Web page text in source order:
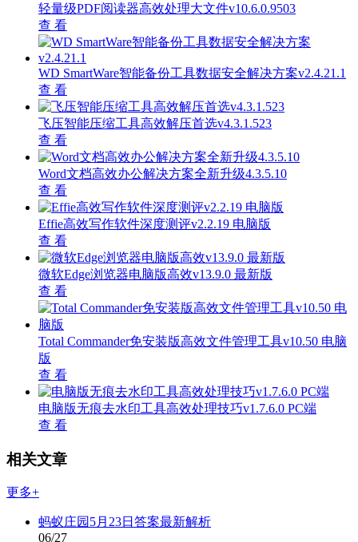
轻量级PDF阅读器高效处理大文件v10.6.0.9503
查 看
WD SmartWare智能备份工具数据安全解决方案v2.4.21.1
查 看
飞压智能压缩工具高效解压首选v4.3.1.523
查 看
Word文档高效办公解决方案全新升级4.3.5.10
查 看
Effie高效写作软件深度测评v2.2.19 电脑版
查 看
微软Edge浏览器电脑版高效v13.9.0 最新版
查 看
Total Commander免安装版高效文件管理工具v10.50 电脑
版
查 看
电脑版无痕去水印工具高效处理技巧v1.7.6.0 PC端
查 看
相关文章
更多+
蚂蚁庄园5月23日答案最新解析
06/27